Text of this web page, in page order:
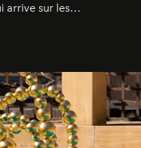
arrive sur les